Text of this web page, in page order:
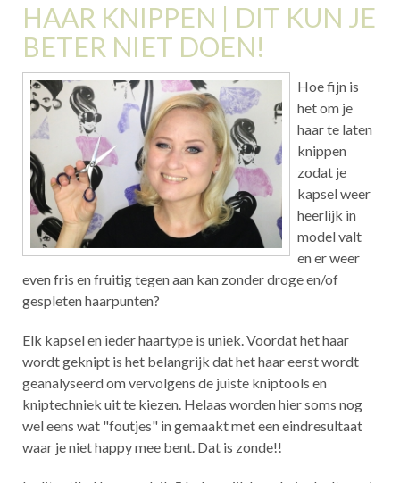
HAAR KNIPPEN | DIT KUN JE
BETER NIET DOEN!
Hoe fijn is
het om je
haar te laten
knippen
zodat je
kapsel weer
heerlijk in
model valt
en er weer
even fris en fruitig tegen aan kan zonder droge en/of
gespleten haarpunten?
Elk kapsel en ieder haartype is uniek. Voordat het haar
wordt geknipt is het belangrijk dat het haar eerst wordt
geanalyseerd om vervolgens de juiste kniptools en
kniptechniek uit te kiezen. Helaas worden hier soms nog
wel eens wat "foutjes" in gemaakt met een eindresultaat
waar je niet happy mee bent. Dat is zonde!!